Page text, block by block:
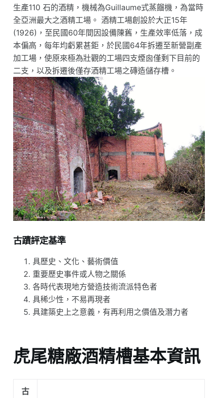
生產110 石的酒精，機械為Guillaume式蒸餾機，為當時
全亞洲最大之酒精工場。 酒精工場創設於大正15年
(1926)，至民國60年間因設備陳舊，生產效率低落，成
本偏高，每年均虧累甚鉅，於民國64年拆遷至新營副產
加工場，使原來極為壯觀的工場四支煙囪僅剩下目前的
二支，以及拆遷後僅存酒精工場之磚造儲存槽。
古蹟評定基準
具歷史、文化、藝術價值
重要歷史事件或人物之關係
各時代表現地方營造技術流派特色者
具稀少性，不易再現者
具建築史上之意義，有再利用之價值及潛力者
虎尾糖廠酒精槽基本資訊
古